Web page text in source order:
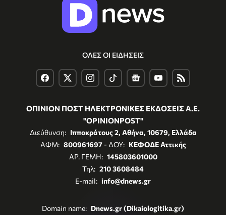
ΟΛΕΣ ΟΙ ΕΙΔΗΣΕΙΣ
ΟΠΙΝΙΟΝ ΠΟΣΤ ΗΛΕΚΤΡΟΝΙΚΕΣ ΕΚΔΟΣΕΙΣ Α.Ε.
"OPINIONPOST"
Διεύθυνση: Ιπποκράτους 2, Αθήνα, 10679, Ελλάδα
ΑΦΜ: 800961697- ΔΟΥ: ΚΕΦΟΔΕ Αττικής
ΑΡ. ΓΕΜΗ: 145803601000
Τηλ: 210 3608484
E-mail: info@dnews.gr
Domain name: Dnews.gr (Dikaiologitika.gr)